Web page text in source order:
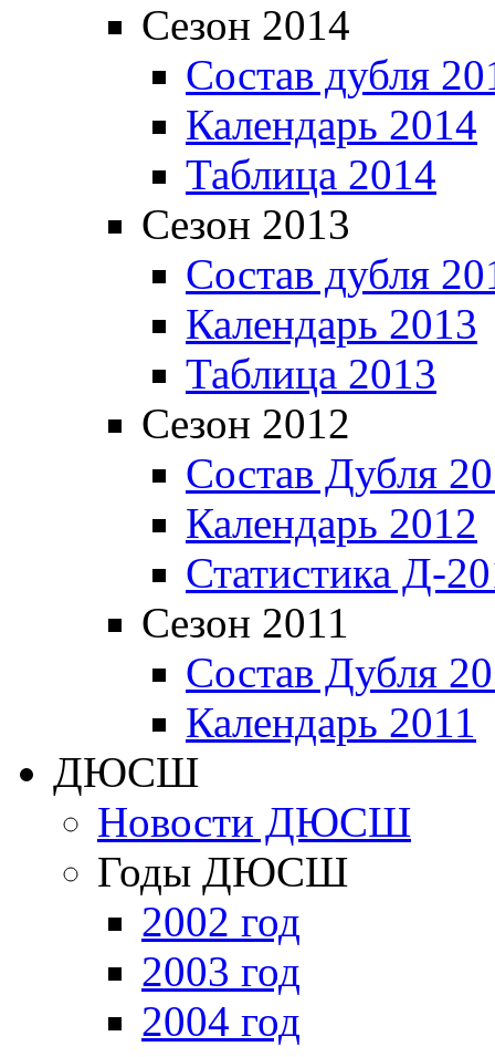
Сезон 2014
Состав дубля
Календарь 2014
Таблица 2014
Сезон 2013
Состав дубля
Календарь 2013
Таблица 2013
Сезон 2012
Состав Дубля
Календарь 2012
Статистика Д-
Сезон 2011
Состав Дубля
Календарь 2011
ДЮСШ
Новости ДЮСШ
Годы ДЮСШ
2002 год
2003 год
2004 год